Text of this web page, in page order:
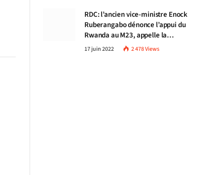
RDC: l’ancien vice-ministre Enock
Ruberangabo dénonce l’appui du
Rwanda au M23, appelle la
communauté internationale à
stopper Kigali
17 juin 2022 2 478Views